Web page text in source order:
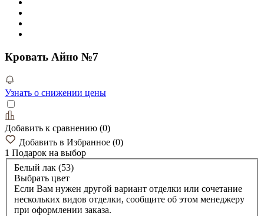
Кровать Айно №7
Узнать о снижении цены
Добавить к сравнению (0)
Добавить в Избранное (0)
1 Подарок на выбор
Белый лак (53)
Выбрать цвет
Если Вам нужен другой вариант отделки или сочетание
нескольких видов отделки, сообщите об этом менеджеру
при оформлении заказа.